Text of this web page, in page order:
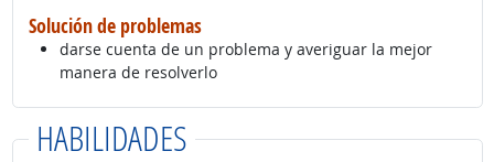
Solución de problemas
darse cuenta de un problema y averiguar la mejor
manera de resolverlo
HABILIDADES